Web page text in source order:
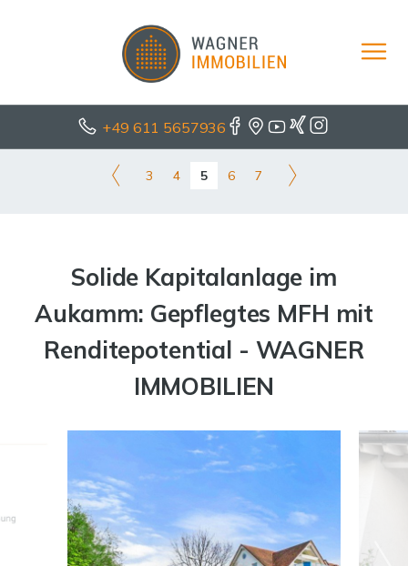
+49 611 5657936
3 4 5 6 7
Solide Kapitalanlage im
Aukamm: Gepflegtes MFH mit
Renditepotential - WAGNER
IMMOBILIEN